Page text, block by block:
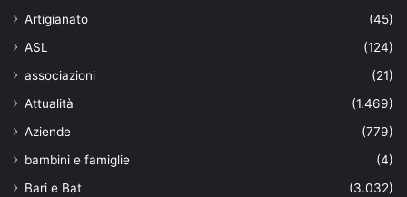
Artigianato
(45)
ASL
(124)
associazioni
(21)
Attualità
(1.469)
Aziende
(779)
bambini e famiglie
(4)
Bari e Bat
(3.032)